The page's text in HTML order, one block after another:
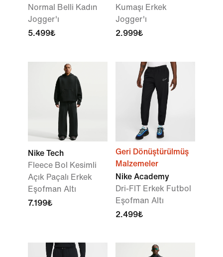
Normal Belli Kadın
Jogger'ı
5.499₺
Kumaşı Erkek
Jogger'ı
2.999₺
Nike Tech
Fleece Bol Kesimli
Açık Paçalı Erkek
Eşofman Altı
7.199₺
Geri Dönüştürülmüş
Malzemeler
Nike Academy
Dri-FIT Erkek Futbol
Eşofman Altı
2.499₺